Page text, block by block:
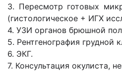
3. Пересмотр готовых
(гистологическое + ИГХ
4. УЗИ органов брюшной
5. Рентгенография грудной
6. ЭКГ.
7. Консультация окулиста,